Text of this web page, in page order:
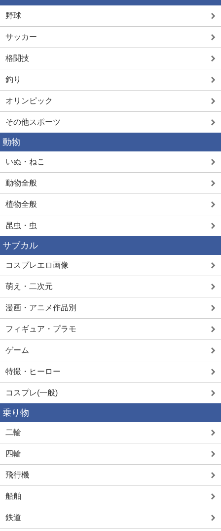
野球
サッカー
格闘技
釣り
オリンピック
その他スポーツ
動物
いぬ・ねこ
動物全般
植物全般
昆虫・虫
サブカル
コスプレエロ画像
萌え・二次元
漫画・アニメ作品別
フィギュア・プラモ
ゲーム
特撮・ヒーロー
コスプレ(一般)
乗り物
二輪
四輪
飛行機
船舶
鉄道